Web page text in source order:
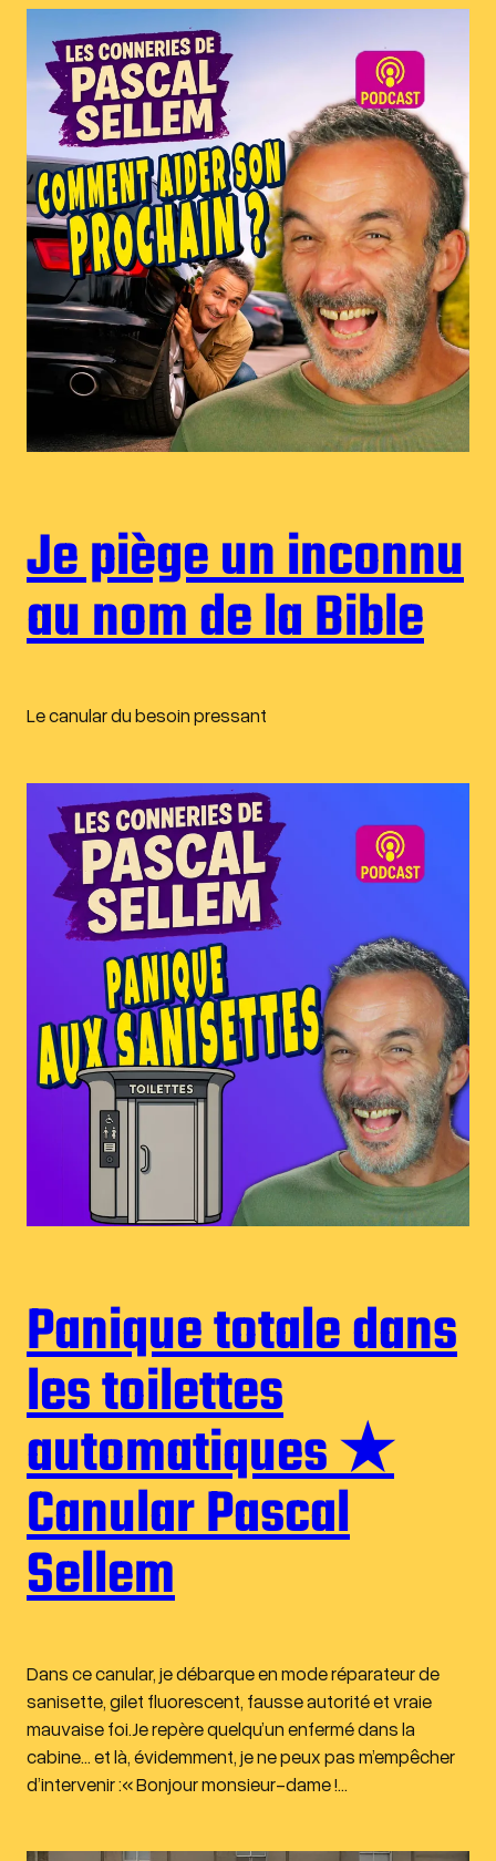
Je piège un inconnu
au nom de la Bible
Le canular du besoin pressant
Panique totale dans
les toilettes
automatiques ★
Canular Pascal
Sellem
Dans ce canular, je débarque en mode réparateur de
sanisette, gilet fluorescent, fausse autorité et vraie
mauvaise foi.Je repère quelqu’un enfermé dans la
cabine… et là, évidemment, je ne peux pas m’empêcher
d’intervenir :« Bonjour monsieur-dame !…